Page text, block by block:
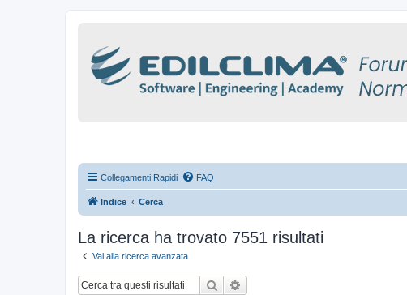
Collegamenti Rapidi FAQ
Indice Cerca
La ricerca ha trovato 7551 risultati
Vai alla ricerca avanzata
Cerca